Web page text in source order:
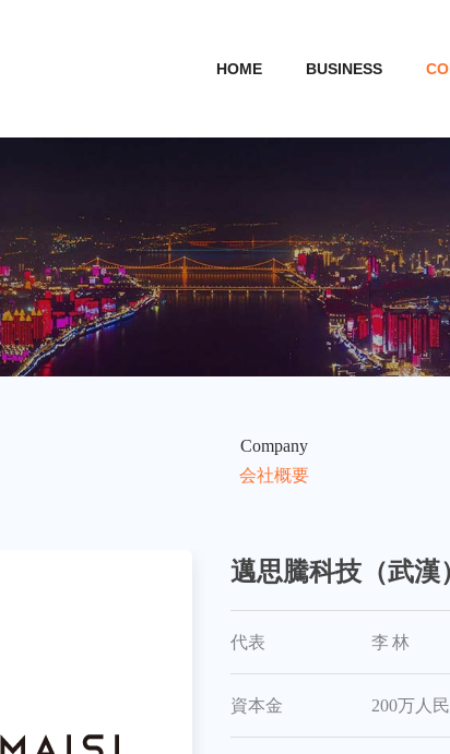
HOME BUSINESS
Company
会社概要
邁思騰科技（武漢
代表 李林
資本金 200万人